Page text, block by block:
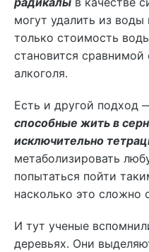
могут удалить из воды
только стоимость
становится
алкоголя.
Есть и другой подход
способные жить в
исключительно
метаболизировать
попытаться пойти
насколько это сложно
И тут ученые
деревьях. Они